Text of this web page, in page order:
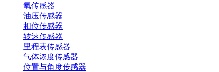
氧传感器
油压传感器
相位传感器
转速传感器
里程表传感器
气体浓度传感器
位置与角度传感器